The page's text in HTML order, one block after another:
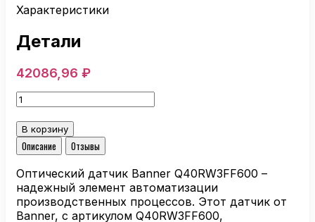
Характеристики
Детали
42086,96 ₽
Количество
товара
Оптический
датчик
Banner
Q40RW3FF600
В корзину
Описание
Отзывы
Оптический датчик Banner Q40RW3FF600 –
надежный элемент автоматизации
производственных процессов. Этот датчик от
Banner, с артикулом Q40RW3FF600,